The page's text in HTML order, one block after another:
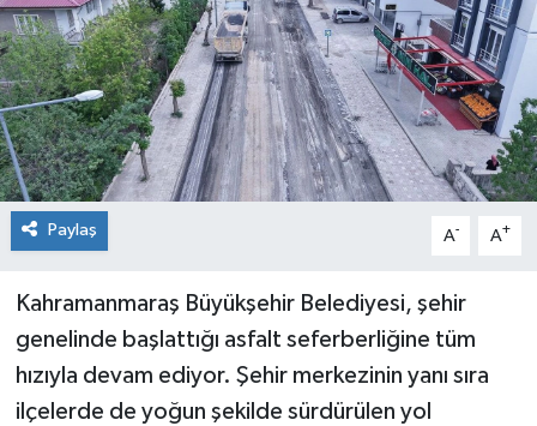
Paylaş A- A+
Kahramanmaraş Büyükşehir Belediyesi, şehir
genelinde başlattığı asfalt seferberliğine tüm
hızıyla devam ediyor. Şehir merkezinin yanı sıra
ilçelerde de yoğun şekilde sürdürülen yol